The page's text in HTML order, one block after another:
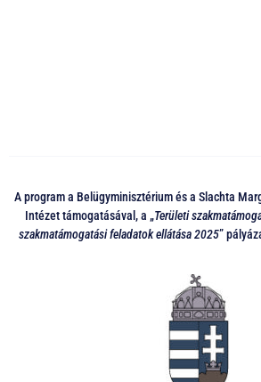
A program a Belügyminisztérium és a Slachta
Intézet támogatásával, a „Területi
szakmatámogatási feladatok ellátása 2025”